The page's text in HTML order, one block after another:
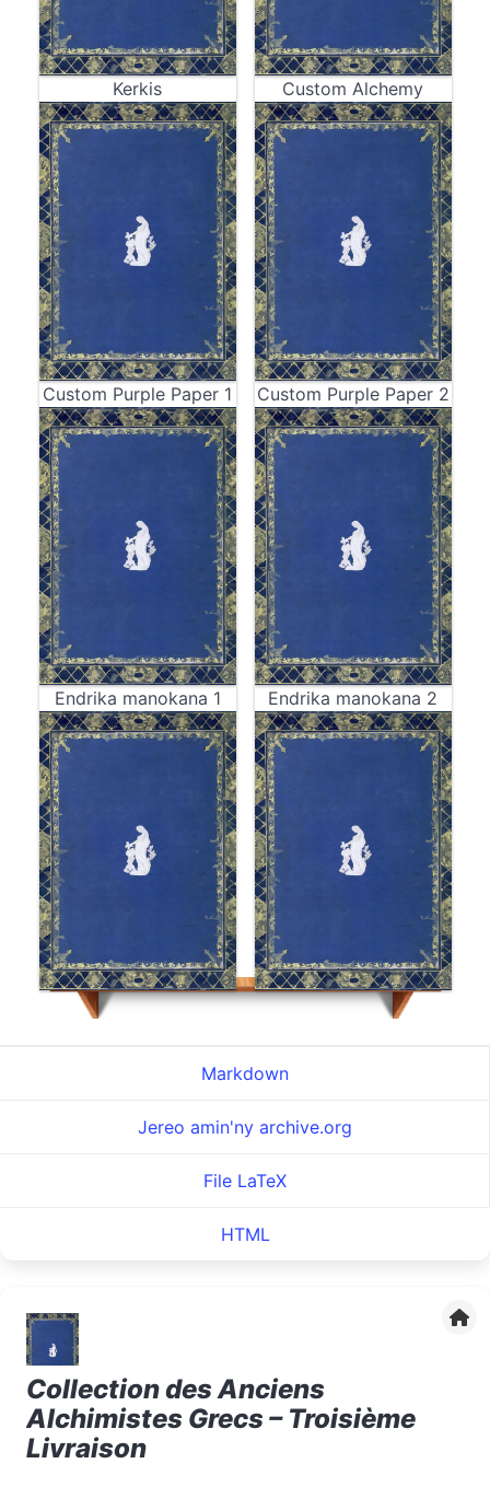
Kerkis Custom Alchemy
Custom Purple Paper 1 Custom Purple Paper 2
Endrika manokana 1 Endrika manokana 2
Markdown
Jereo amin'ny archive.org
File LaTeX
HTML
Collection des Anciens
Alchimistes Grecs – Troisième
Livraison